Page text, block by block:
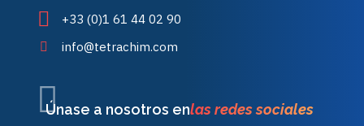
+33 (0)1 61 44 02 90
info@tetrachim.com
Únase a nosotros enlas redes sociales